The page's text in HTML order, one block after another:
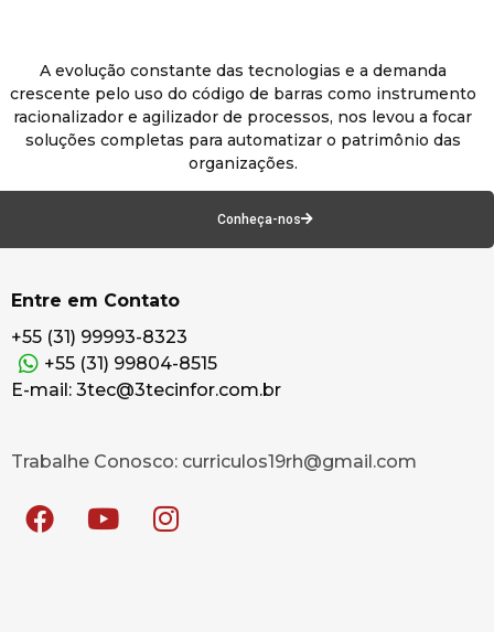
A evolução constante das tecnologias e a demanda
crescente pelo uso do código de barras como instrumento
racionalizador e agilizador de processos, nos levou a focar
soluções completas para automatizar o patrimônio das
organizações.
Conheça-nos
Entre em Contato
+55 (31) 99993-8323
+55 (31) 99804-8515
E-mail: 3tec@3tecinfor.com.br
Trabalhe Conosco: curriculos19rh@gmail.com